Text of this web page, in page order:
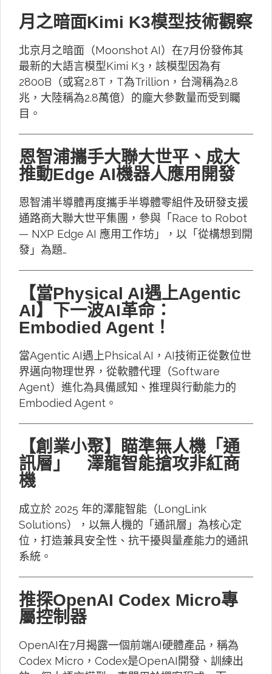
月之暗面Kimi K3模型技術觀察
北京月之暗面（Moonshot AI）在7月份發佈其
最新的大語言模型Kimi K3，該模型因為有
2800B（或寫2.8T，T為Trillion，台灣稱為2.8
兆，大陸稱為2.8萬億）的龐大參數量而受到矚
目。
恩智浦攜手大聯大世平、成大
推動Edge AI機器人應用開發
恩智浦半導體再度攜手半導體零組件及研發支援
通路商大聯大世平集團，參與「Race to Robot
— NXP Edge AI 應用工作坊」，以「從構想到開
發」為題…
【當Physical AI遇上Agentic
AI】下一波AI革命：
Embodied Agent！
當Agentic AI遇上Phsical AI，AI技術正從數位世
界邁向物理世界，從軟體代理（Software
Agent）進化為具備感知、推理與行動能力的
Embodied Agent。
【創業小聚】瞄準無人機「通
訊層」 澤龍智能搶攻非紅商
機
成立於 2025 年的澤龍智能（LongLink
Solutions），以無人機的「通訊層」為核心定
位，打造兼具安全性、抗干擾與量產能力的通訊
系統。
推探OpenAI Codex Micro專
屬控制器
OpenAI在7月揭露一個前端AI硬體產品，稱為
Codex Micro，Codex是OpenAI開發、訓練出